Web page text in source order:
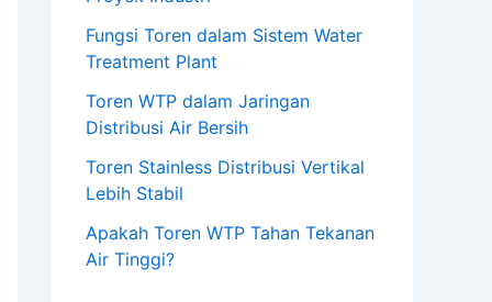
Fungsi Toren dalam Sistem Water
Treatment Plant
Toren WTP dalam Jaringan
Distribusi Air Bersih
Toren Stainless Distribusi Vertikal
Lebih Stabil
Apakah Toren WTP Tahan Tekanan
Air Tinggi?